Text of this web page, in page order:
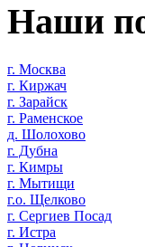
Наши
г. Москва
г. Киржач
г. Зарайск
г. Раменское
д. Шолохово
г. Дубна
г. Кимры
г. Мытищи
г.о. Щелково
г. Сергиев Посад
г. Истра